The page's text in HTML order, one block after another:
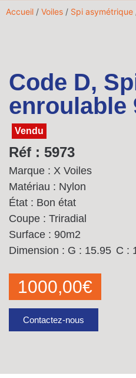
Accueil / Voiles / Spi asymétrique
Code D,
enroulable
Vendu
Réf : 5973
Marque : X Voiles
Matériau : Nylon
État : Bon état
Coupe : Triradial
Surface : 90m2
Dimension : G : 15.95 C :
1000,00€
Contactez-nous